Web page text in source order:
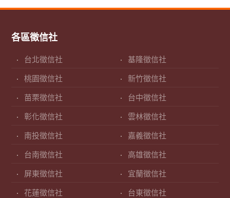
各區徵信社
台北徵信社 基隆徵信社
桃園徵信社 新竹徵信社
苗栗徵信社 台中徵信社
彰化徵信社 雲林徵信社
南投徵信社 嘉義徵信社
台南徵信社 高雄徵信社
屏東徵信社 宜蘭徵信社
花蓮徵信社 台東徵信社